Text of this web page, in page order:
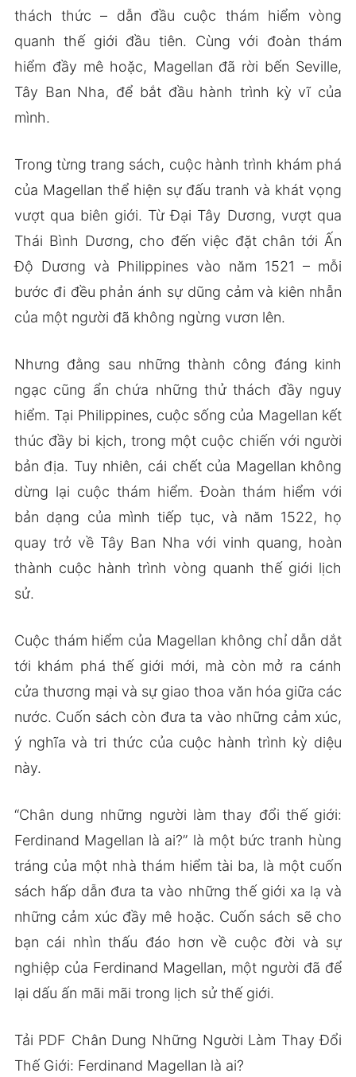
thách thức – dẫn đầu cuộc thám hiểm vòng
quanh thế giới đầu tiên. Cùng với đoàn thám
hiểm đầy mê hoặc, Magellan đã rời bến Seville,
Tây Ban Nha, để bắt đầu hành trình kỳ vĩ của
mình.
Trong từng trang sách, cuộc hành trình khám phá
của Magellan thể hiện sự đấu tranh và khát vọng
vượt qua biên giới. Từ Đại Tây Dương, vượt qua
Thái Bình Dương, cho đến việc đặt chân tới Ấn
Độ Dương và Philippines vào năm 1521 – mỗi
bước đi đều phản ánh sự dũng cảm và kiên nhẫn
của một người đã không ngừng vươn lên.
Nhưng đằng sau những thành công đáng kinh
ngạc cũng ẩn chứa những thử thách đầy nguy
hiểm. Tại Philippines, cuộc sống của Magellan kết
thúc đầy bi kịch, trong một cuộc chiến với người
bản địa. Tuy nhiên, cái chết của Magellan không
dừng lại cuộc thám hiểm. Đoàn thám hiểm với
bản dạng của mình tiếp tục, và năm 1522, họ
quay trở về Tây Ban Nha với vinh quang, hoàn
thành cuộc hành trình vòng quanh thế giới lịch
sử.
Cuộc thám hiểm của Magellan không chỉ dẫn dắt
tới khám phá thế giới mới, mà còn mở ra cánh
cửa thương mại và sự giao thoa văn hóa giữa các
nước. Cuốn sách còn đưa ta vào những cảm xúc,
ý nghĩa và tri thức của cuộc hành trình kỳ diệu
này.
“Chân dung những người làm thay đổi thế giới:
Ferdinand Magellan là ai?” là một bức tranh hùng
tráng của một nhà thám hiểm tài ba, là một cuốn
sách hấp dẫn đưa ta vào những thế giới xa lạ và
những cảm xúc đầy mê hoặc. Cuốn sách sẽ cho
bạn cái nhìn thấu đáo hơn về cuộc đời và sự
nghiệp của Ferdinand Magellan, một người đã để
lại dấu ấn mãi mãi trong lịch sử thế giới.
Tải PDF Chân Dung Những Người Làm Thay Đổi
Thế Giới: Ferdinand Magellan là ai?